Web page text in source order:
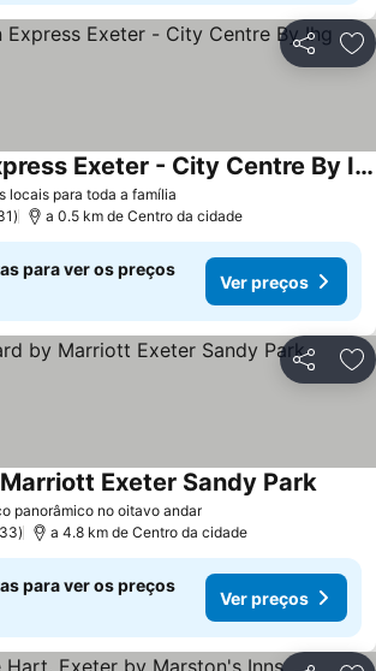
Partilhar
locais para toda a família
Holiday Inn Express Exeter - City Centre By Ihg
a 0.5 km de Centro da cidade
para ver os preços
Ver preços
Partilhar
panorâmico no oitavo andarVer preços
Exeter Sandy ParkVer
a 4.8 km de Centro da cidade
para ver os preços
Ver preços